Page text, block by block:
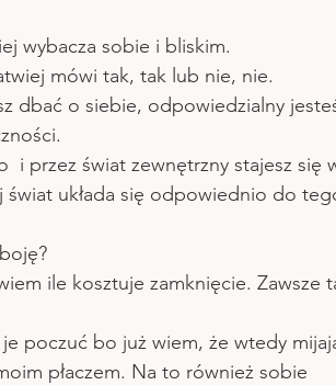
wybacza sobie i bliskim.
mówi tak, tak lub nie, nie.
dbać o siebie, odpowiedzialny
i przez świat zewnętrzny stajesz się
świat układa się odpowiednio do
ile kosztuje zamknięcie. Zawsze
poczuć bo już wiem, że wtedy
płaczem. Na to również sobie